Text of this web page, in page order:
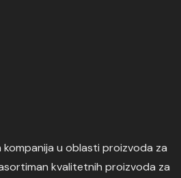
u oblasti proizvoda za
kvalitetnih proizvoda za